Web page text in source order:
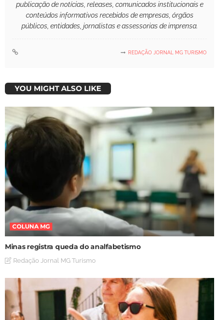
publicação de notícias, releases, comunicados institucionais e
conteúdos informativos recebidos de empresas, órgãos
públicos, entidades, jornalistas e assessorias de imprensa.
REDAÇÃO JORNAL MG TURISMO
YOU MIGHT ALSO LIKE
COLUNA MG
Minas registra queda do analfabetismo
Redação Jornal MG Turismo